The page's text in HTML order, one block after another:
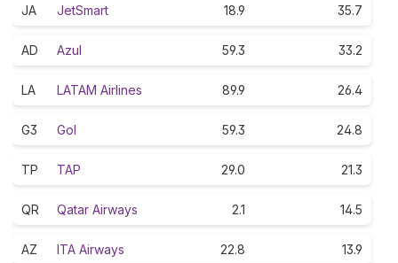
JA JetSmart 18.9 35.7
AD Azul 59.3 33.2
LA LATAM Airlines 89.9 26.4
G3 Gol 59.3 24.8
TP TAP 29.0 21.3
QR Qatar Airways 2.1 14.5
AZ ITA Airways 22.8 13.9